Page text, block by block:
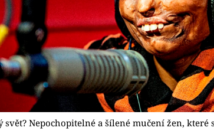
Nepochopitelné a šílené mučení žen, které